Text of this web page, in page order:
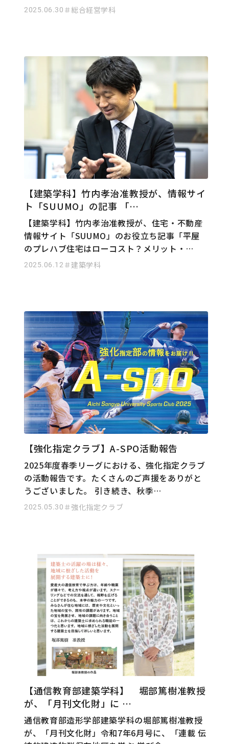
2025.06.30 ＃総合経営学科
【建築学科】竹内孝治准教授が、情報サイ
ト「SUUMO」の記事 「…
【建築学科】竹内孝治准教授が、住宅・不動産
情報サイト「SUUMO」のお役立ち記事「平屋
のプレハブ住宅はローコスト？メリット・…
2025.06.12＃建築学科
【強化指定クラブ】A-SPO活動報告
2025年度春季リーグにおける、強化指定クラブ
の活動報告です。たくさんのご声援をありがと
うございました。 引き続き、秋季…
2025.05.30 ＃強化指定クラブ
【通信教育部建築学科】 堀部篤樹准教授
が、「月刊文化財」に …
通信教育部造形学部建築学科の堀部篤樹准教授
が、「月刊文化財」令和7年6月号に、「連載 伝